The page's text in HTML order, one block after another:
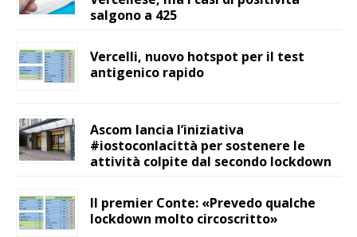
salgono a 425
Vercelli, nuovo hotspot per il test
antigenico rapido
Ascom lancia l’iniziativa
#iostoconlacittà per sostenere le
attività colpite dal secondo lockdown
Il premier Conte: «Prevedo qualche
lockdown molto circoscritto»